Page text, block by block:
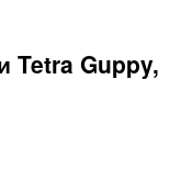
Tetra Guppy,